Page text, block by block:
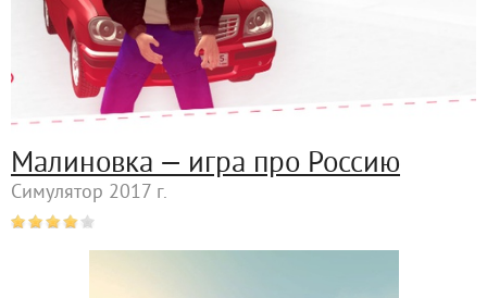
Малиновка — игра про Россию
Симулятор 2017 г.